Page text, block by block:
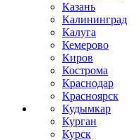
Казань
Калининград
Калуга
Кемерово
Киров
Кострома
Краснодар
Красноярск
Кудымкар
Курган
Курск